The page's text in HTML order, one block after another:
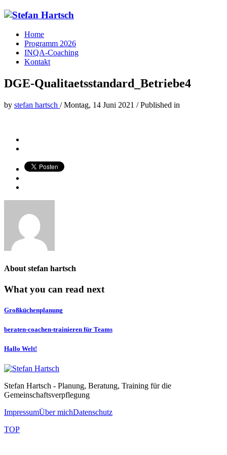
Home
Programm 2026
INQA-Coaching
Kontakt
DGE-Qualitaetsstandard_Betriebe4
by stefan hartsch /Montag, 14 Juni 2021 /Published in
About stefan hartsch
What you can read next
Großküchenplanung
beraten-coachen-trainieren für Teams
Hallo Welt!
Stefan Hartsch - Planung, Beratung, Training für die
Gemeinschaftsverpflegung
ImpressumÜber michDatenschutz
TOP